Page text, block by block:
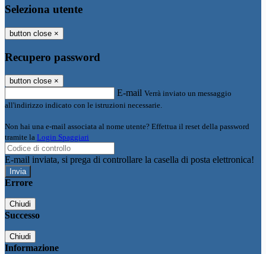
Seleziona utente
button close ×
Recupero password
button close ×
E-mail Verrà inviato un messaggio
all'indirizzo indicato con le istruzioni necessarie.
Non hai una e-mail associata al nome utente? Effettua il reset della password
tramite la Login Spaggiari
E-mail inviata, si prega di controllare la casella di posta elettronica!
Errore
Chiudi
Successo
Chiudi
Informazione